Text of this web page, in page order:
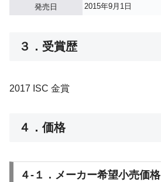
発売日 2015年9月1日
３．受賞歴
2017 ISC 金賞
４．価格
４-１．メーカー希望小売価格